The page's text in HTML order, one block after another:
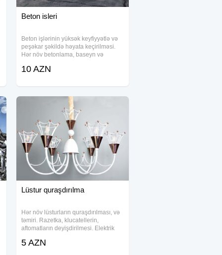
Beton isleri
Beton işlərinin yüksək keyfiyyətlə və
peşəkar şəkildə həyata keçirilməsi.
Hər növ betonlama, baseyn və
və materialların icarəsi bir ünvanda.
10 AZN
Lüstur quraşdırılma
Hər növ lüsturların quraşdırılması, və
təmiri. Razetka, klucatellerin,
aftomatların deyişdirilmesi. Elektrik
5 AZN